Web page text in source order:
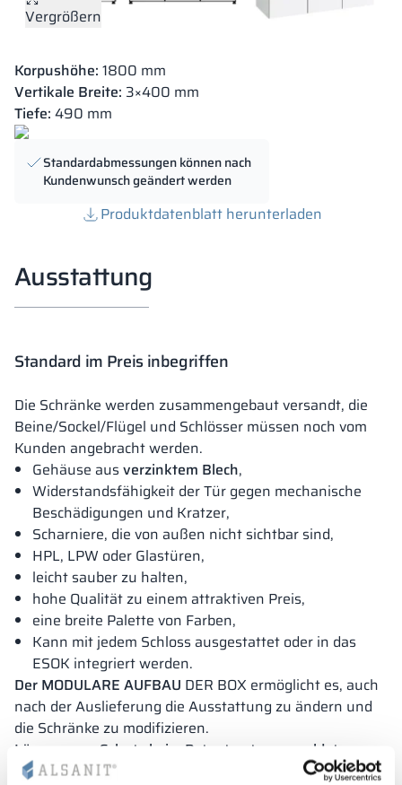
Vergrößern
Korpushöhe: 1800 mm
Vertikale Breite: 3×400 mm
Tiefe: 490 mm
Standardabmessungen können nach
Kundenwunsch geändert werden
Produktdatenblatt herunterladen
Ausstattung
Standard im Preis inbegriffen
Die Schränke werden zusammengebaut versandt, die
Beine/Sockel/Flügel und Schlösser müssen noch vom
Kunden angebracht werden.
Gehäuse aus verzinktem Blech,
Widerstandsfähigkeit der Tür gegen mechanische
Beschädigungen und Kratzer,
Scharniere, die von außen nicht sichtbar sind,
HPL, LPW oder Glastüren,
leicht sauber zu halten,
hohe Qualität zu einem attraktiven Preis,
eine breite Palette von Farben,
Kann mit jedem Schloss ausgestattet oder in das
ESOK integriert werden.
Der MODULARE AUFBAU DER BOX ermöglicht es, auch
nach der Auslieferung die Ausstattung zu ändern und
die Schränke zu modifizieren.
Lösung zum Schutz beim Patentamt angemeldet.